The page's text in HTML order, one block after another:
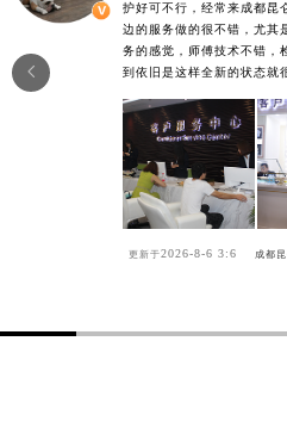
护好可不行，经常来成都昆
边的服务做的很不错，尤其
务的感觉，师傅技术不错，
到依旧是这样全新的状态就
更新于2026-8-6 3:6 成都
